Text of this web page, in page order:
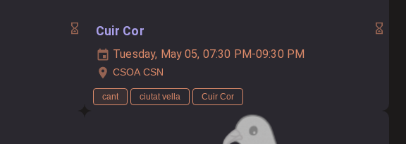
Cuir Cor
Tuesday, May 05, 07:30 PM-09:30 PM
CSOA CSN
cant ciutat vella Cuir Cor